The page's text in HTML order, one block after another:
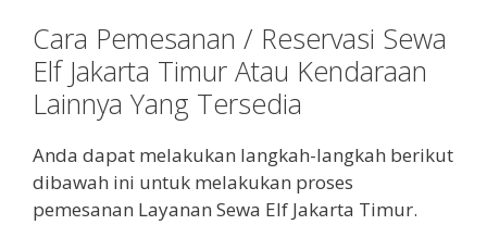
Cara Pemesanan / Reservasi Sewa
Elf Jakarta Timur Atau Kendaraan
Lainnya Yang Tersedia
Anda dapat melakukan langkah-langkah berikut
dibawah ini untuk melakukan proses
pemesanan Layanan Sewa Elf Jakarta Timur.